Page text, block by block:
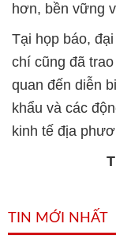
hơn, bền vững
Tại họp báo,
chí cũng đã
quan đến diễn
khẩu và các
kinh tế địa
TIN MỚI NHẤT